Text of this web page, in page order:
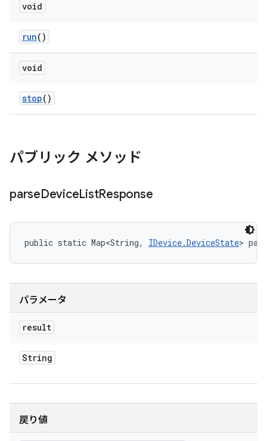
void
run()
void
stop()
パブリック メソッド
parseDeviceListResponse
public static Map<String, IDevice.DeviceState>
パラメータ
result
String
戻り値